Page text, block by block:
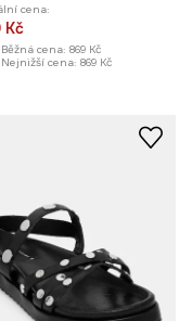
cena:
Kč
Běžná cena: 869 Kč
Nejnižší cena: 869 Kč